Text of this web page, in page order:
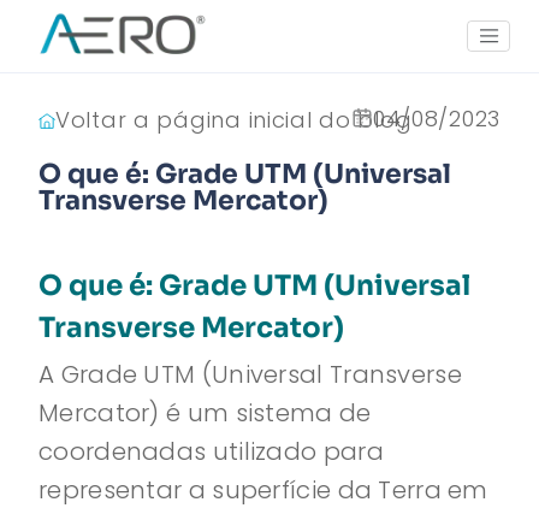
04/08/2023
Voltar a página inicial do blog
O que é: Grade UTM (Universal
Transverse Mercator)
O que é: Grade UTM (Universal
Transverse Mercator)
A Grade UTM (Universal Transverse
Mercator) é um sistema de
coordenadas utilizado para
representar a superfície da Terra em